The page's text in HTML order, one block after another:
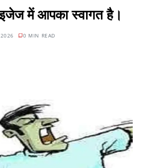
में आपका स्वागत है।
0 MIN READ